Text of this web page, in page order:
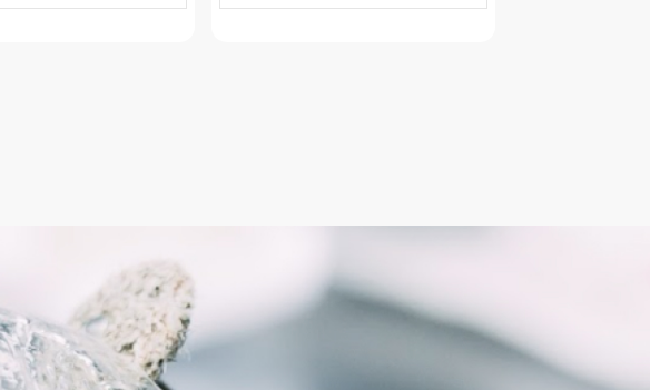
Advancer – Khí cụ điều